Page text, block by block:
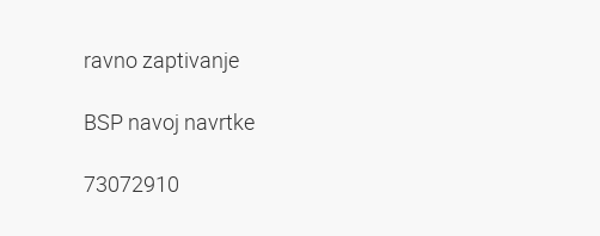
ravno zaptivanje
BSP navoj navrtke
73072910